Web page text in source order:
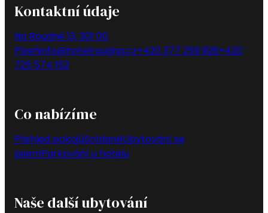
Kontaktní údaje
Na Roudné 13, 301 00
Plzeňinfo@hotelroudna.cz+420 377 259 926+420
725 574 152
Co nabízíme
Přehled pokojůSnídaněUbytování se
psemParkování u hotelu
Naše další ubytování